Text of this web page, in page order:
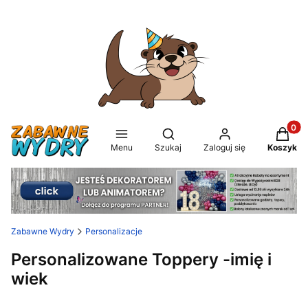
Menu
Otwórz wyszukiwarkę
Szukaj Zaloguj się Koszyk
Zabawne Wydry Personalizacje
Personalizowane Toppery -imię i
wiek